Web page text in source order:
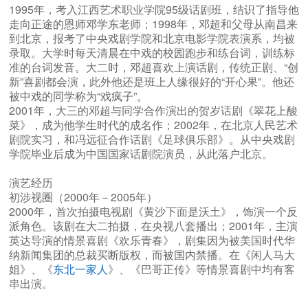
1995年，考入江西艺术职业学院95级话剧班，结识了指导他
走向正途的恩师邓学东老师；1998年，邓超和父母从南昌来
到北京，报考了中央戏剧学院和北京电影学院表演系，均被
录取。大学时每天清晨在中戏的校园跑步和练台词，训练标
准的台词发音。大二时，邓超喜欢上演话剧，传统正剧、“创
新”喜剧都会演，此外他还是班上人缘很好的“开心果”。他还
被中戏的同学称为“戏疯子”。
2001年，大三的邓超与同学合作演出的贺岁话剧《翠花上酸
菜》，成为他学生时代的成名作；2002年，在北京人民艺术
剧院实习，和冯远征合作话剧《足球俱乐部》。从中央戏剧
学院毕业后成为中国国家话剧院演员，从此落户北京。
演艺经历
初涉视圈（2000年－2005年）
2000年，首次拍摄电视剧《黄沙下面是沃土》，饰演一个反
派角色。该剧在大二拍摄，在央视八套播出；2001年，主演
英达导演的情景喜剧《欢乐青春》，剧集因为被美国时代华
纳新闻集团的总裁买断版权，而被国内禁播。在《闲人马大
姐》、《东北一家人》、《巴哥正传》等情景喜剧中均有客
串出演。